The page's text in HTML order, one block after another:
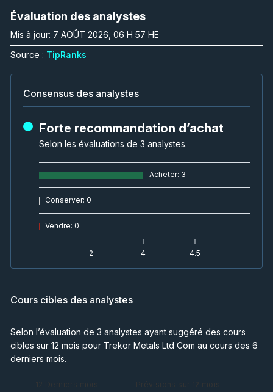
Évaluation des analystes
Mis à jour: 7 AOÛT 2026, 06 H 57 HE
Source : TipRanks
Consensus des analystes
Forte recommandation d’achat
Selon les évaluations de 3 analystes.
Acheter: 3
Conserver: 0
Vendre: 0
2 4 4.5
Cours cibles des analystes
Selon l’évaluation de 3 analystes ayant suggéré des cours
cibles sur 12 mois pour Trekor Metals Ltd Com au cours des 6
derniers mois.
— 12 Derniers mois — Prévisions sur 12 mois